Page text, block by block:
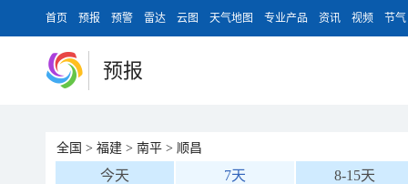
首页 预报 预警 雷达 云图 天气地图 专业产品 资讯 视频 节气
预报
全国 > 福建 > 南平 > 顺昌
今天 7天 8-15天